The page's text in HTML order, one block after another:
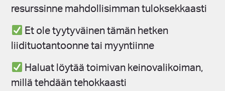
resurssinne mahdollisimman tuloksekkaasti
Et ole tyytyväinen tämän hetken
liidituotantoonne tai myyntiinne
Haluat löytää toimivan keinovalikoiman,
millä tehdään tehokkaasti